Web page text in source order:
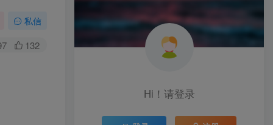
私信
132
Hi！请登录